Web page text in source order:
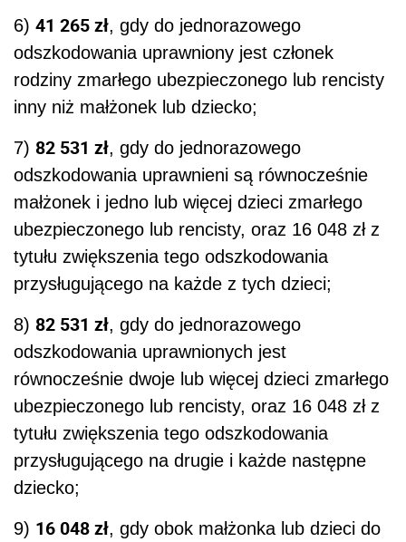
6) 41 265 zł, gdy do jednorazowego
odszkodowania uprawniony jest członek
rodziny zmarłego ubezpieczonego lub rencisty
inny niż małżonek lub dziecko;
7) 82 531 zł, gdy do jednorazowego
odszkodowania uprawnieni są równocześnie
małżonek i jedno lub więcej dzieci zmarłego
ubezpieczonego lub rencisty, oraz 16 048 zł z
tytułu zwiększenia tego odszkodowania
przysługującego na każde z tych dzieci;
8) 82 531 zł, gdy do jednorazowego
odszkodowania uprawnionych jest
równocześnie dwoje lub więcej dzieci zmarłego
ubezpieczonego lub rencisty, oraz 16 048 zł z
tytułu zwiększenia tego odszkodowania
przysługującego na drugie i każde następne
dziecko;
9) 16 048 zł, gdy obok małżonka lub dzieci do